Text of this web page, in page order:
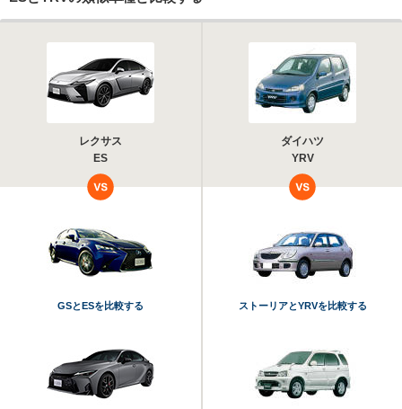
レクサス
ES
ダイハツ
YRV
GSとESを比較する ストーリアとYRVを比較する